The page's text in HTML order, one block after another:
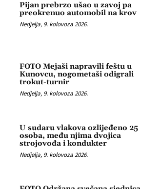
Pijan prebrzo ušao u zavoj pa
preokrenuo automobil na krov
Nedjelja, 9. kolovoza 2026.
FOTO Mejaši napravili feštu u
Kunovcu, nogometaši odigrali
trokut-turnir
Nedjelja, 9. kolovoza 2026.
U sudaru vlakova ozlijeđeno 25
osoba, među njima dvojica
strojovođa i kondukter
Nedjelja, 9. kolovoza 2026.